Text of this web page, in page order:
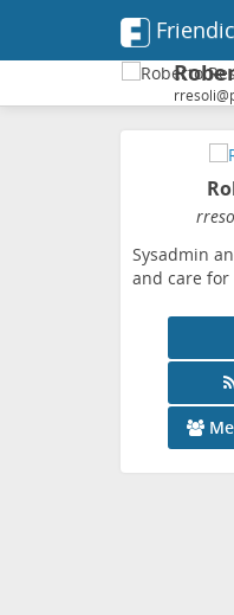
Sysadmin
and care for